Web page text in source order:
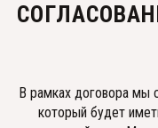
В рамках договора мы
который будет